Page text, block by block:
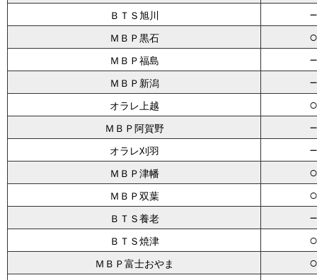
ＢＴＳ旭川
ＭＢＰ黒石 ○
ＭＢＰ福島
ＭＢＰ新潟
オラレ上越 ○
ＭＢＰ阿賀野
オラレ刈羽
ＭＢＰ津幡 ○
ＭＢＰ双葉 ○
ＢＴＳ養老
ＢＴＳ焼津 ○
ＭＢＰ富士おやま ○